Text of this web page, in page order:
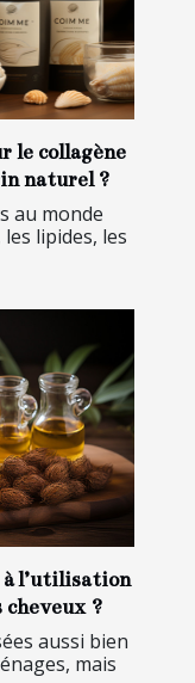
le collagène
naturel ?
au monde
lipides, les
à l’utilisation
cheveux ?
aussi bien
mais